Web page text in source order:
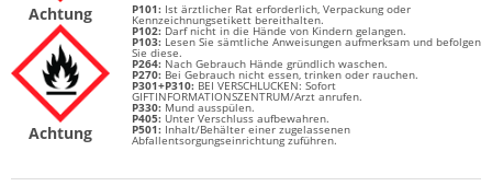
Achtung
Achtung
P101: Ist ärztlicher Rat erforderlich, Verpackung oder
Kennzeichnungsetikett bereithalten.
P102: Darf nicht in die Hände von Kindern gelangen.
P103: Lesen Sie sämtliche Anweisungen aufmerksam und befolgen
Sie diese.
P264: Nach Gebrauch Hände gründlich waschen.
P270: Bei Gebrauch nicht essen, trinken oder rauchen.
P301+P310: BEI VERSCHLUCKEN: Sofort
GIFTINFORMATIONSZENTRUM/Arzt anrufen.
P330: Mund ausspülen.
P405: Unter Verschluss aufbewahren.
P501: Inhalt/Behälter einer zugelassenen
Abfallentsorgungseinrichtung zuführen.